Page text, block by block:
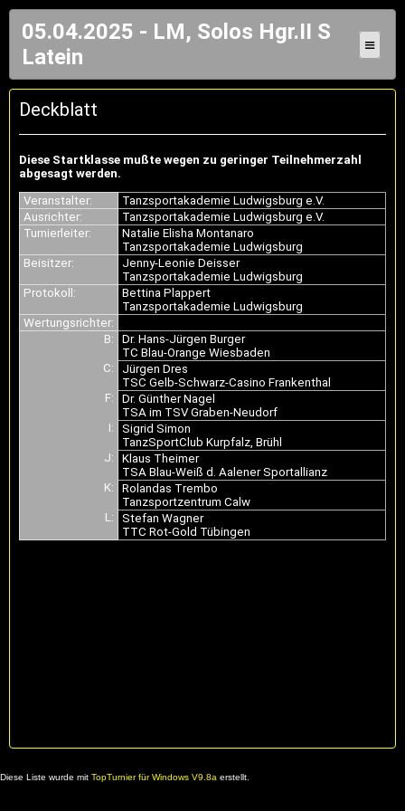
05.04.2025 - LM, Solos Hgr.II S
Latein
≡
Deckblatt
Diese Startklasse mußte wegen zu geringer Teilnehmerzahl
abgesagt werden.
Veranstalter:
Tanzsportakademie Ludwigsburg e.V.
Ausrichter:
Tanzsportakademie Ludwigsburg e.V.
Turnierleiter:
Natalie Elisha Montanaro
Tanzsportakademie Ludwigsburg
Beisitzer:
Jenny-Leonie Deisser
Tanzsportakademie Ludwigsburg
Protokoll:
Bettina Plappert
Tanzsportakademie Ludwigsburg
Wertungsrichter:
B:
Dr. Hans-Jürgen Burger
TC Blau-Orange Wiesbaden
C:
Jürgen Dres
TSC Gelb-Schwarz-Casino Frankenthal
F:
Dr. Günther Nagel
TSA im TSV Graben-Neudorf
I:
Sigrid Simon
TanzSportClub Kurpfalz, Brühl
J:
Klaus Theimer
TSA Blau-Weiß d. Aalener Sportallianz
K:
Rolandas Trembo
Tanzsportzentrum Calw
L:
Stefan Wagner
TTC Rot-Gold Tübingen
Diese Liste wurde mit TopTurnier für Windows V9.8a erstellt.